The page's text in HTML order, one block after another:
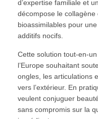
d’expertise familiale et
décompose le
bioassimilables pour
additifs nocifs.
Cette solution tout-en-
l’Europe souhaitant
ongles, les articulations
vers l’extérieur. En
veulent conjuguer
sans compromis sur la